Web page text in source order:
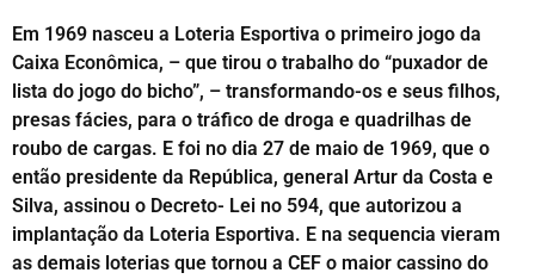
Em 1969 nasceu a Loteria Esportiva o primeiro jogo da
Caixa Econômica, – que tirou o trabalho do “puxador de
lista do jogo do bicho”, – transformando-os e seus filhos,
presas fácies, para o tráfico de droga e quadrilhas de
roubo de cargas. E foi no dia 27 de maio de 1969, que o
então presidente da República, general Artur da Costa e
Silva, assinou o Decreto- Lei no 594, que autorizou a
implantação da Loteria Esportiva. E na sequencia vieram
as demais loterias que tornou a CEF o maior cassino do